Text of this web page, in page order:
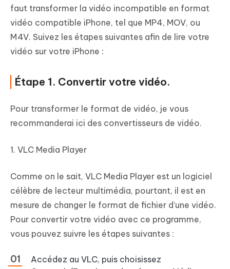
faut transformer la vidéo incompatible en format
vidéo compatible iPhone, tel que MP4, MOV, ou
M4V. Suivez les étapes suivantes afin de lire votre
vidéo sur votre iPhone :
Étape 1. Convertir votre vidéo.
Pour transformer le format de vidéo, je vous
recommanderai ici des convertisseurs de vidéo.
1. VLC Media Player
Comme on le sait, VLC Media Player est un logiciel
célèbre de lecteur multimédia, pourtant, il est en
mesure de changer le format de fichier d’une vidéo.
Pour convertir votre vidéo avec ce programme,
vous pouvez suivre les étapes suivantes :
Accédez au VLC, puis choisissez